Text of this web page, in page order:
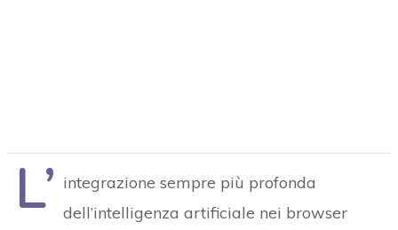
L’ integrazione sempre più profonda
dell’intelligenza artificiale nei browser